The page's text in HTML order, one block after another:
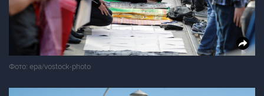
Фото: epa/vostock-photo